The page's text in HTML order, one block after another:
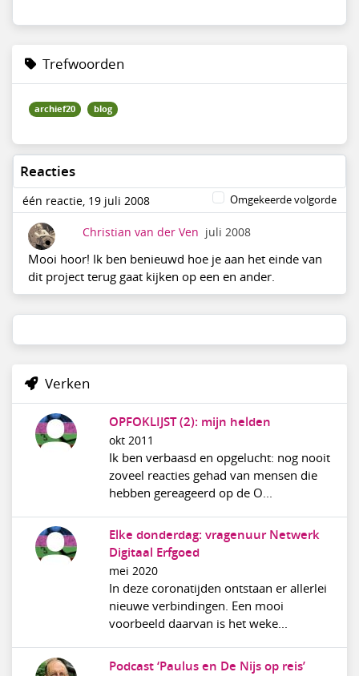
Trefwoorden
archief20 blog
Reacties
één reactie, 19 juli 2008 Omgekeerde volgorde
Christian van der Ven juli 2008
Mooi hoor! Ik ben benieuwd hoe je aan het einde van
dit project terug gaat kijken op een en ander.
Verken
OPFOKLIJST (2): mijn helden
okt 2011
Ik ben verbaasd en opgelucht: nog nooit
zoveel reacties gehad van mensen die
hebben gereageerd op de O...
Elke donderdag: vragenuur Netwerk
Digitaal Erfgoed
mei 2020
In deze coronatijden ontstaan er allerlei
nieuwe verbindingen. Een mooi
voorbeeld daarvan is het weke...
Podcast ‘Paulus en De Nijs op reis’